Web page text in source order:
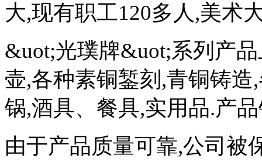
大,现有职工120多人,美术
&uot;光璞牌&uot;系列产
壶,各种素铜錾刻,青铜铸造
锅,酒具、餐具,实用品.产
由于产品质量可靠,公司被